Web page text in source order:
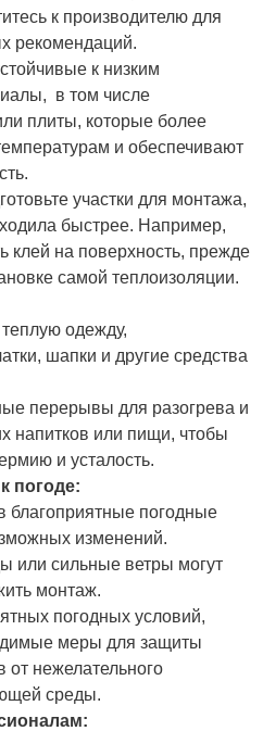
к производителю для
рекомендаций.
к низким
в том числе
плиты, которые более
и обеспечивают
участки для монтажа,
быстрее. Например,
клей на поверхность, прежде
самой теплоизоляции.
одежду,
шапки и другие средства
перерывы для разогрева и
напитков или пищи, чтобы
и усталость.
погоде:
благоприятные погодные
изменений.
или сильные ветры могут
монтаж.
погодных условий,
меры для защиты
от нежелательного
среды.